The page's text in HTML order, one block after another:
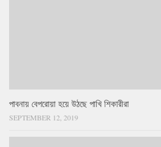
পাবনায় বেপরোয়া হয়ে উঠছে পাখি শিকারীরা
SEPTEMBER 12, 2019